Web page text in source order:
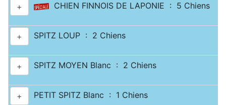
+ CHIEN FINNOIS DE LAPONIE : 5 Chiens
+ SPITZ LOUP : 2 Chiens
+ SPITZ MOYEN Blanc : 2 Chiens
+ PETIT SPITZ Blanc : 1 Chiens